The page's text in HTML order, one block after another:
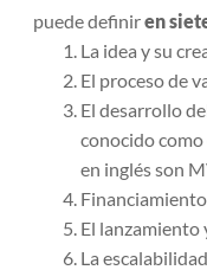
puede definiren
La idea y su
El proceso de
El desarrollo
conocido
en inglés son
El lanzamiento
La